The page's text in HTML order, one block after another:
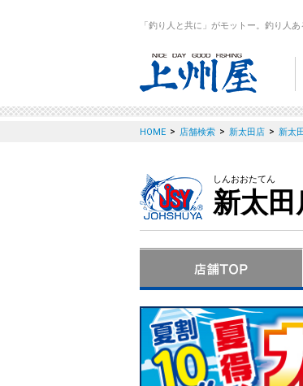
「釣り人と共に」がモットー。釣り人
HOME > 店舗検索 > 新太田店 > 新太
しんおおたてん
新太田